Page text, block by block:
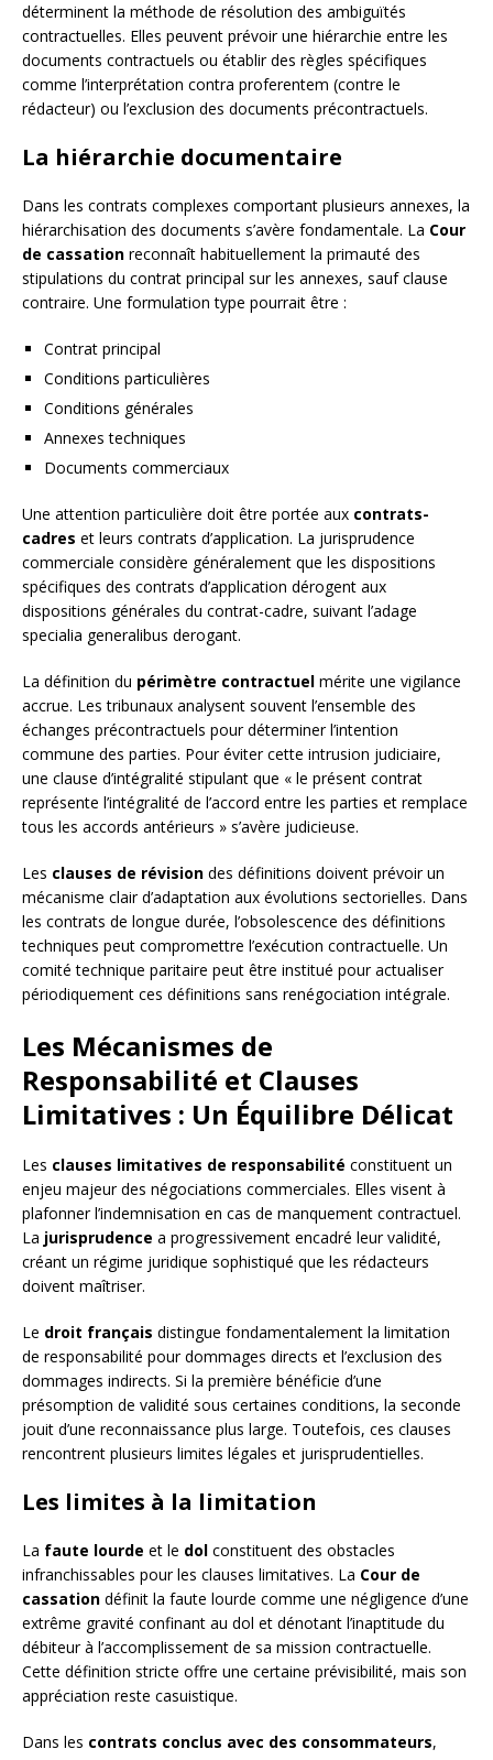
déterminent la méthode de résolution des ambiguïtés
contractuelles. Elles peuvent prévoir une hiérarchie entre les
documents contractuels ou établir des règles spécifiques
comme l’interprétation contra proferentem (contre le
rédacteur) ou l’exclusion des documents précontractuels.
La hiérarchie documentaire
Dans les contrats complexes comportant plusieurs annexes, la
hiérarchisation des documents s’avère fondamentale. La Cour
de cassation reconnaît habituellement la primauté des
stipulations du contrat principal sur les annexes, sauf clause
contraire. Une formulation type pourrait être :
Contrat principal
Conditions particulières
Conditions générales
Annexes techniques
Documents commerciaux
Une attention particulière doit être portée aux contrats-
cadres et leurs contrats d’application. La jurisprudence
commerciale considère généralement que les dispositions
spécifiques des contrats d’application dérogent aux
dispositions générales du contrat-cadre, suivant l’adage
specialia generalibus derogant.
La définition du périmètre contractuel mérite une vigilance
accrue. Les tribunaux analysent souvent l’ensemble des
échanges précontractuels pour déterminer l’intention
commune des parties. Pour éviter cette intrusion judiciaire,
une clause d’intégralité stipulant que « le présent contrat
représente l’intégralité de l’accord entre les parties et remplace
tous les accords antérieurs » s’avère judicieuse.
Les clauses de révision des définitions doivent prévoir un
mécanisme clair d’adaptation aux évolutions sectorielles. Dans
les contrats de longue durée, l’obsolescence des définitions
techniques peut compromettre l’exécution contractuelle. Un
comité technique paritaire peut être institué pour actualiser
périodiquement ces définitions sans renégociation intégrale.
Les Mécanismes de
Responsabilité et Clauses
Limitatives : Un Équilibre Délicat
Les clauses limitatives de responsabilité constituent un
enjeu majeur des négociations commerciales. Elles visent à
plafonner l’indemnisation en cas de manquement contractuel.
La jurisprudence a progressivement encadré leur validité,
créant un régime juridique sophistiqué que les rédacteurs
doivent maîtriser.
Le droit français distingue fondamentalement la limitation
de responsabilité pour dommages directs et l’exclusion des
dommages indirects. Si la première bénéficie d’une
présomption de validité sous certaines conditions, la seconde
jouit d’une reconnaissance plus large. Toutefois, ces clauses
rencontrent plusieurs limites légales et jurisprudentielles.
Les limites à la limitation
La faute lourde et le dol constituent des obstacles
infranchissables pour les clauses limitatives. La Cour de
cassation définit la faute lourde comme une négligence d’une
extrême gravité confinant au dol et dénotant l’inaptitude du
débiteur à l’accomplissement de sa mission contractuelle.
Cette définition stricte offre une certaine prévisibilité, mais son
appréciation reste casuistique.
Dans les contrats conclus avec des consommateurs,